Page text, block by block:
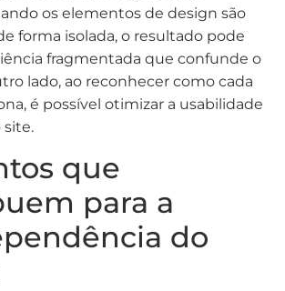
os elementos de design são
forma isolada, o resultado pode
fragmentada que confunde o
lado, ao reconhecer como cada
é possível otimizar a usabilidade
site.
que
para a
do